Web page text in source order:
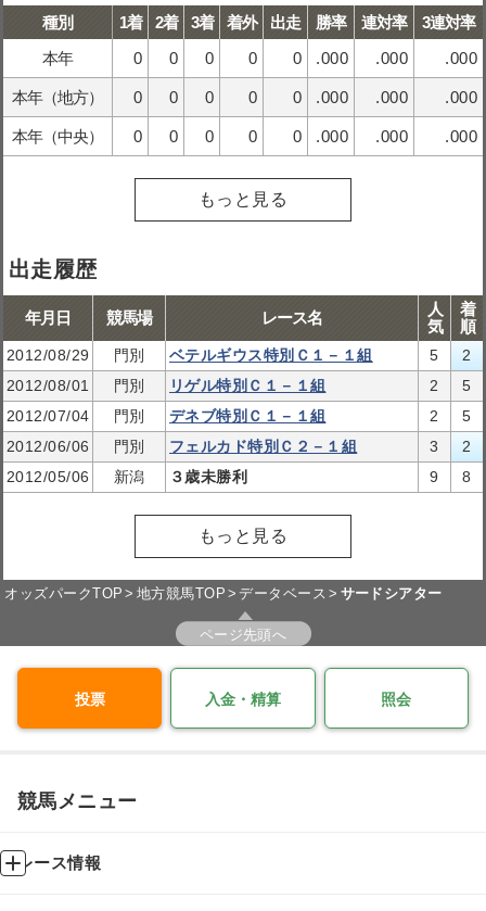
種別 1着 2着 3着 着外 出走 勝率 連対率
3連対率
本年
0 0 0 0 0 .000 .000 .000
本年（地方） 0 0 0 0 0 .000 .000 .000
本年（中央） 0 0 0 0 0 .000 .000 .000
もっと見る
出走履歴
年月日 競馬場 レース名
人
気
着
順
2012/08/29 門別 ベテルギウス特別Ｃ１－１組 5
2
2012/08/01
門別 リゲル特別Ｃ１－１組 2
5
2012/07/04
門別 デネブ特別Ｃ１－１組 2
5
2012/06/06
門別 フェルカド特別Ｃ２－１組 3
2
2012/05/06
新潟 ３歳未勝利 9 8
もっと見る
オッズパークTOP 地方競馬TOP データベース サードシアター
ページ先頭へ
投票 入金・精算 照会
競馬メニュー
レース情報